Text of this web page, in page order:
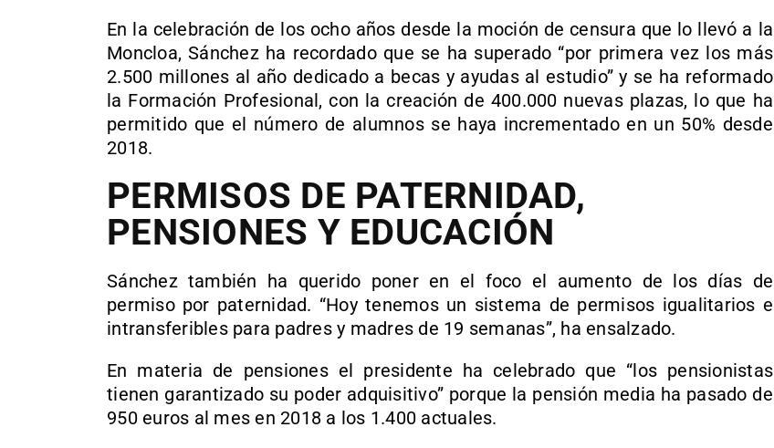
En la celebración de los ocho años desde la moción de censura que lo llevó a la
Moncloa, Sánchez ha recordado que se ha superado “por primera vez los más
2.500 millones al año dedicado a becas y ayudas al estudio” y se ha reformado
la Formación Profesional, con la creación de 400.000 nuevas plazas, lo que ha
permitido que el número de alumnos se haya incrementado en un 50% desde
2018.
PERMISOS DE PATERNIDAD,
PENSIONES Y EDUCACIÓN
Sánchez también ha querido poner en el foco el aumento de los días de
permiso por paternidad. “Hoy tenemos un sistema de permisos igualitarios e
intransferibles para padres y madres de 19 semanas”, ha ensalzado.
En materia de pensiones el presidente ha celebrado que “los pensionistas
tienen garantizado su poder adquisitivo” porque la pensión media ha pasado de
950 euros al mes en 2018 a los 1.400 actuales.